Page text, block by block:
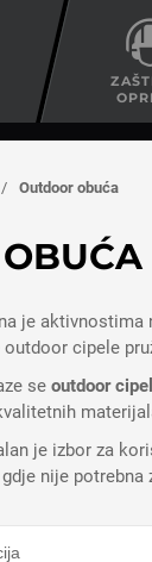
/ Outdoor obuća
je
outdoor cipele
se outdoor
je izbor za
nije potrebna